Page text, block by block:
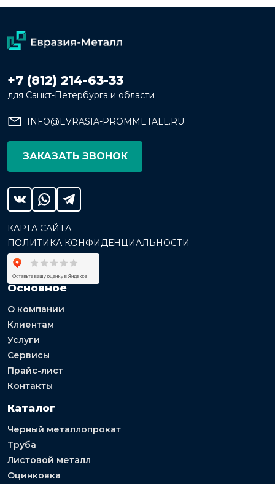
+7 (812) 214-63-33
для Санкт-Петербурга и области
INFO@EVRASIA-PROMMETALL.RU
ЗАКАЗАТЬ ЗВОНОК
КАРТА САЙТА
ПОЛИТИКА КОНФИДЕНЦИАЛЬНОСТИ
Основное
О компании
Клиентам
Услуги
Сервисы
Прайс-лист
Контакты
Каталог
Черный металлопрокат
Труба
Листовой металл
Оцинковка